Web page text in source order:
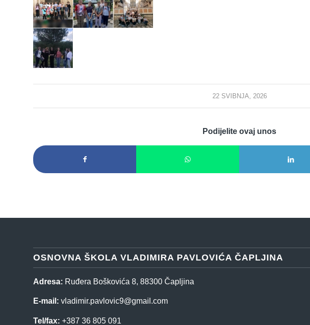
22 SVIBNJA, 2026
Podijelite ovaj unos
OSNOVNA ŠKOLA VLADIMIRA PAVLOVIĆA ČAPLJINA
Adresa: Ruđera Boškovića 8, 88300 Čapljina
E-mail: vladimir.pavlovic9@gmail.com
Tel/fax: +387 36 805 091